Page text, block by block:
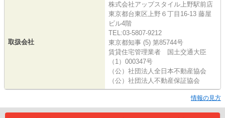
取扱会社
株式会社アップスタイル上野駅前店
東京都台東区上野６丁目16-13 藤屋
ビル4階
TEL:03-5807-9212
東京都知事 (5) 第85744号
賃貸住宅管理業者 国土交通大臣
（1）000347号
（公）社団法人全日本不動産協会
（公）社団法人不動産保証協会
情報の見方